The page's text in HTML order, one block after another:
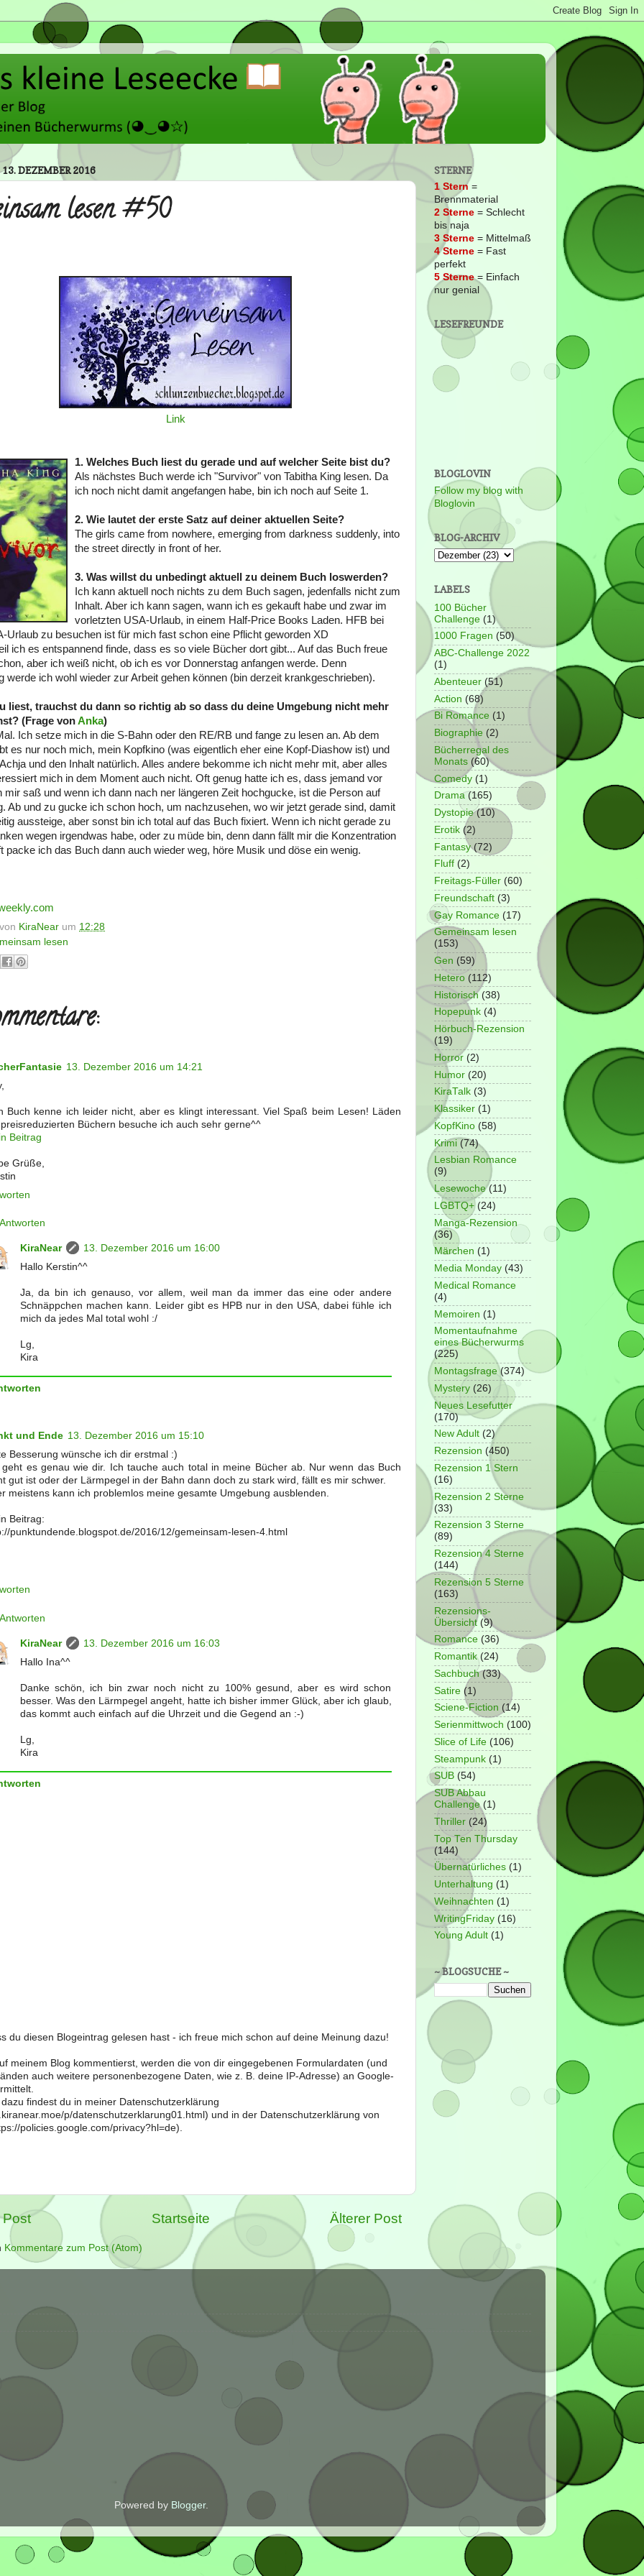
13. DEZEMBER 2016
lesen #50
Link
1. Welches Buch liest du gerade und auf welcher Seite bist du?
Als nächstes Buch werde ich "Survivor" von Tabitha King lesen. Da
ich noch nicht damit angefangen habe, bin ich noch auf Seite 1.
2. Wie lautet der erste Satz auf deiner aktuellen Seite?
The girls came from nowhere, emerging from darkness suddenly, into
the street directly in front of her.
3. Was willst du unbedingt aktuell zu deinem Buch loswerden?
Ich kann aktuell noch nichts zu dem Buch sagen, jedenfalls nicht zum
Inhalt. Aber ich kann sagen, wann ich es gekauft habe und zwar im
vorletzten USA-Urlaub, in einem Half-Price Books Laden. HFB bei
Urlaub zu besuchen ist für mich fast schon eine Pflicht geworden XD
ich es entspannend finde, dass es so viele Bücher dort gibt... Auf das Buch freue
aber ich weiß nicht, ob ich es vor Donnerstag anfangen werde. Denn
werde ich wohl wieder zur Arbeit gehen können (bin derzeit krankgeschrieben).
liest, trauchst du dann so richtig ab so dass du deine Umgebung nicht mehr
(Frage vonAnka)
Ich setze mich in die S-Bahn oder den RE/RB und fange zu lesen an. Ab dem
es nur noch mich, mein Kopfkino (was eigentlich eher eine Kopf-Diashow ist) und
und den Inhalt natürlich. Alles andere bekomme ich nicht mehr mit, aber alles
mich in dem Moment auch nicht. Oft genug hatte ich es, dass jemand vor
mir saß und wenn ich dann nach ner längeren Zeit hochgucke, ist die Person auf
Ab und zu gucke ich schon hoch, um nachzusehen, wo wir jetzt gerade sind, damit
aussteige, aber sonst bin ich total auf das Buch fixiert. Wenn ich nicht gerade zu
wegen irgendwas habe, oder zu müde bin, denn dann fällt mir die Konzentration
packe ich das Buch dann auch wieder weg, höre Musik und döse ein wenig.
KiraNear um 12:28
lesen
13. Dezember 2016 um 14:21
Buch kenne ich leider nicht, aber es klingt interessant. Viel Spaß beim Lesen! Läden
Büchern besuche ich auch sehr gerne^^
Beitrag
Grüße,
KiraNear
13. Dezember 2016 um 16:00
Hallo Kerstin^^
Ja, da bin ich genauso, vor allem, weil man da immer das eine oder andere
Schnäppchen machen kann. Leider gibt es HPB nur in den USA, dabei fühle ich
mich da jedes Mal total wohl :/
Lg,
Kira
und Ende 13. Dezember 2016 um 15:10
Besserung wünsche ich dir erstmal :)
geht es genau wie dir. Ich tauche auch total in meine Bücher ab. Nur wenn das Buch
gut ist oder der Lärmpegel in der Bahn dann doch zu stark wird, fällt es mir schwer.
meistens kann ich problemlos meine gesamte Umgebung ausblenden.
Beitrag:
punktundende.blogspot.de/2016/12/gemeinsam-lesen-4.html
KiraNear
13. Dezember 2016 um 16:03
Hallo Ina^^
Danke schön, ich bin zwar noch nicht zu 100% gesund, aber es wird schon
besser. Was den Lärmpegel angeht, hatte ich bisher immer Glück, aber ich glaub,
das kommt auch einfach auf die Uhrzeit und die Gegend an :-)
Lg,
Kira
du diesen Blogeintrag gelesen hast - ich freue mich schon auf deine Meinung dazu!
meinem Blog kommentierst, werden die von dir eingegebenen Formulardaten (und
auch weitere personenbezogene Daten, wie z. B. deine IP-Adresse) an Google-
findest du in meiner Datenschutzerklärung
p/datenschutzerklarung01.html) und in der Datenschutzerklärung von
policies.google.com/privacy?hl=de).
Post Älterer Post
Startseite
Kommentare zum Post (Atom)
STERNE
1 Stern =
Brennmaterial
2 Sterne = Schlecht
bis naja
3 Sterne = Mittelmaß
4 Sterne = Fast
perfekt
5 Sterne= Einfach
nur genial
LESEFREUNDE
BLOGLOVIN
Follow my blog with
Bloglovin
BLOG-ARCHIV
LABELS
100 Bücher
Challenge (1)
1000 Fragen (50)
ABC-Challenge 2022
(1)
Abenteuer (51)
Action (68)
Bi Romance (1)
Biographie (2)
Bücherregal des
Monats (60)
Comedy (1)
Drama (165)
Dystopie (10)
Erotik (2)
Fantasy (72)
Fluff (2)
Freitags-Füller (60)
Freundschaft (3)
Gay Romance (17)
Gemeinsam lesen
(153)
Gen (59)
Hetero (112)
Historisch (38)
Hopepunk (4)
Hörbuch-Rezension
(19)
Horror (2)
Humor (20)
KiraTalk (3)
Klassiker (1)
KopfKino (58)
Krimi (74)
Lesbian Romance
(9)
Lesewoche (11)
LGBTQ+ (24)
Manga-Rezension
(36)
Märchen (1)
Media Monday (43)
Medical Romance
(4)
Memoiren (1)
Momentaufnahme
eines Bücherwurms
(225)
Montagsfrage (374)
Mystery (26)
Neues Lesefutter
(170)
New Adult (2)
Rezension (450)
Rezension 1 Stern
(16)
Rezension 2 Sterne
(33)
Rezension 3 Sterne
(89)
Rezension 4 Sterne
(144)
Rezension 5 Sterne
(163)
Rezensions-
Übersicht (9)
Romance (36)
Romantik (24)
Sachbuch (33)
Satire (1)
Sciene-Fiction (14)
Serienmittwoch (100)
Slice of Life (106)
Steampunk (1)
SUB (54)
SUB Abbau
Challenge (1)
Thriller (24)
Top Ten Thursday
(144)
Übernatürliches (1)
Unterhaltung (1)
Weihnachten (1)
WritingFriday (16)
Young Adult (1)
~ BLOGSUCHE ~
Powered by Blogger.